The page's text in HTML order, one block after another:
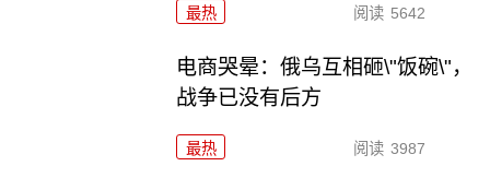
最热 阅读 5642
电商哭晕：俄乌互相砸\"饭碗\"，
战争已没有后方
最热 阅读 3987